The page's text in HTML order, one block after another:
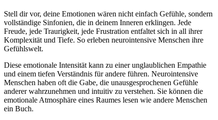
Stell dir vor, deine Emotionen wären nicht einfach Gefühle, sondern
vollständige Sinfonien, die in deinem Inneren erklingen. Jede
Freude, jede Traurigkeit, jede Frustration entfaltet sich in all ihrer
Komplexität und Tiefe. So erleben neurointensive Menschen ihre
Gefühlswelt.
Diese emotionale Intensität kann zu einer unglaublichen Empathie
und einem tiefen Verständnis für andere führen. Neurointensive
Menschen haben oft die Gabe, die unausgesprochenen Gefühle
anderer wahrzunehmen und intuitiv zu verstehen. Sie können die
emotionale Atmosphäre eines Raumes lesen wie andere Menschen
ein Buch.